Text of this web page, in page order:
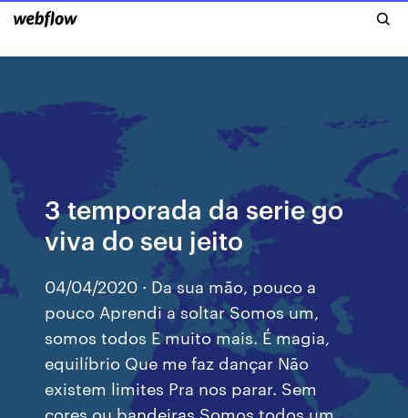
3 temporada da serie go
viva do seu jeito
04/04/2020 · Da sua mão, pouco a
pouco Aprendi a soltar Somos um,
somos todos E muito mais. É magia,
equilíbrio Que me faz dançar Não
existem limites Pra nos parar. Sem
cores ou bandeiras Somos todos um